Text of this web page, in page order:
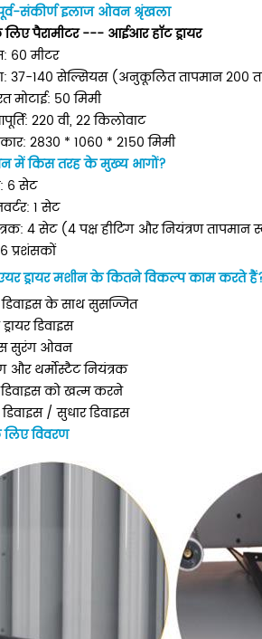
रिवाइंडर
पर उन उद्योगों में
लिए कुशल लेबलिंग और
होती है। कुछ उद्योगों
समर्थन करने के लिए
होती है।
मुख्य रूप से एक फीडर, एक
ड्रायर विकल्प के लिए उपलब्ध
प्रिंटिंग के लिए, एक पाउडर
Details
संकीर्ण इलाज ओवन श्रृंखला
पैरामीटर --- आईआर हॉट ड्रायर
60 मीटर
37-140 सेल्सियस (अनुकूलित तापमान 200
मोटाई: 50 मिमी
220 वी, 22 किलोवाट
2830 * 1060 * 2150 मिमी
में किस तरह के मुख्य भागों?
6 सेट
1 सेट
4 सेट (4 पक्ष हीटिंग और नियंत्रण तापमान
प्रशंसकों
ड्रायर मशीन के कितने विकल्प काम करते
के साथ सुसज्जित
डिवाइस
सुरंग ओवन
और थर्मोस्टैट नियंत्रक
डिवाइस को खत्म करने
डिवाइस / सुधार डिवाइस
लिए विवरण